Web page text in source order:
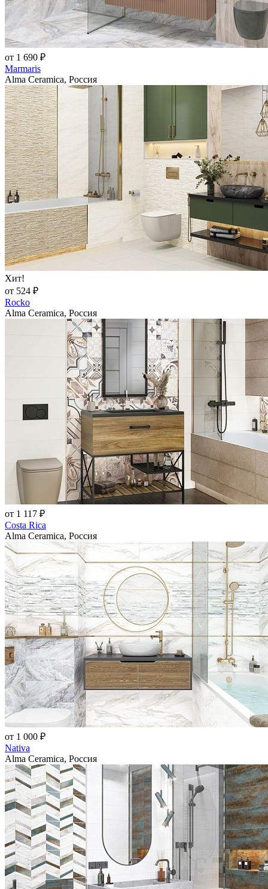
от 1 690 ₽
Marmaris
Alma Ceramica, Россия
Хит!
от 524 ₽
Rocko
Alma Ceramica, Россия
от 1 117 ₽
Costa Rica
Alma Ceramica, Россия
от 1 000 ₽
Nativa
Alma Ceramica, Россия